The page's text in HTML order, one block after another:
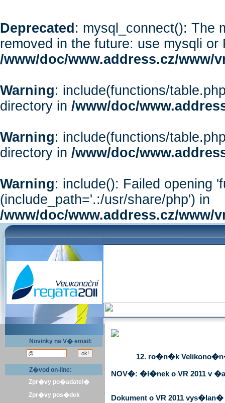
Deprecated : mysql_connect(): The
removed in the future: use mysqli or
/www/doc/www.address.cz/www/
Warning: include(functions/
directory in /www/doc/
Warning: include(functions/
directory in /www/doc/
Warning: include(): Failed opening
(include_path='.:/usr/share/php') in
/www/doc/www.address.cz/www/
Novinky na V� email:
Z�vod on-line:
Zpr�vy po�adatel�
Zpr�vy pos�dek
12. ro�n�k
NOV�: �l�nek o VR 2011 v
Dokument o VR 2011